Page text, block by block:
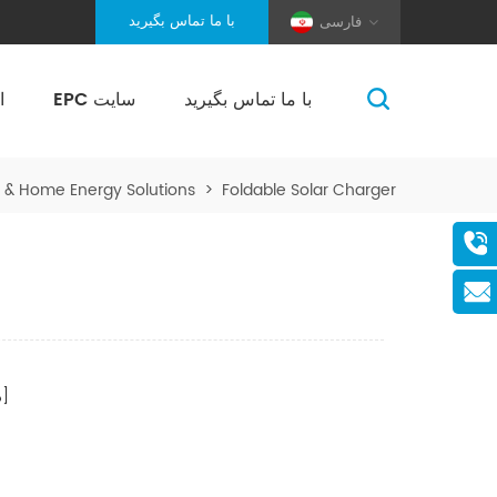
فارسی با ما تماس بگیرید
EPC سایت با ما تماس بگیرید
Home Energy Solutions > Foldable Solar Charger
صفحات]